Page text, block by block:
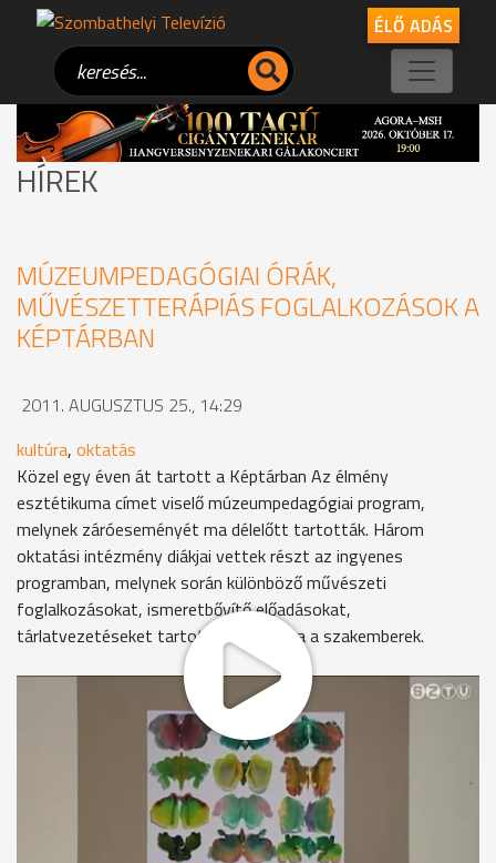
ÉLŐ ADÁS
HÍREK
MÚZEUMPEDAGÓGIAI ÓRÁK,
MŰVÉSZETTERÁPIÁS FOGLALKOZÁSOK A
KÉPTÁRBAN
2011. AUGUSZTUS 25., 14:29
kultúra, oktatás
Közel egy éven át tartott a Képtárban Az élmény
esztétikuma címet viselő múzeumpedagógiai program,
melynek záróeseményét ma délelőtt tartották. Három
oktatási intézmény diákjai vettek részt az ingyenes
programban, melynek során különböző művészeti
foglalkozásokat, ismeretbővítő előadásokat,
tárlatvezetéseket tartottak számukra a szakemberek.
Élménygazdag múzeumi órákon vettek részt a Bercsényi- és
a Derkovits-iskola, valamint a rumi gyógypedagógiai
intézmény diákjai a Képtárban. A projekt során szakköröket,
múzeumi napokat, szünidei programokat szerveztek
számukra. A foglalkozások egyik célkitűzése az volt, hogy
megszerettessék a gyerekekkel a kiállítóhelyeket, hogy
felnőttként is visszajáró látogatók legyenek.